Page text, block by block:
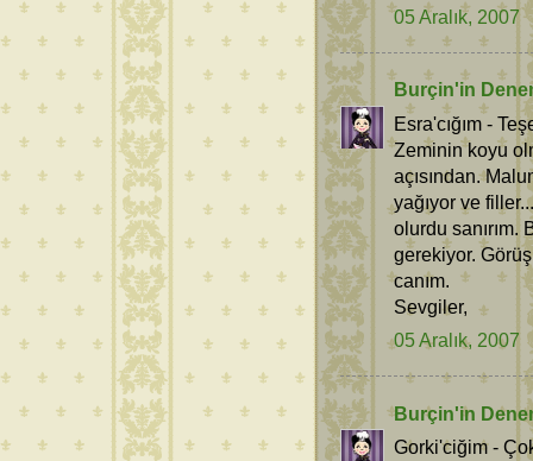
05 Aralık, 2007
Burçin'in
Esra'cığım -
Zeminin koyu
açısından.
yağıyor ve
olurdu sanırım.
gerekiyor.
canım.
Sevgiler,
05 Aralık, 2007
Burçin'in
Gorki'ciğim -